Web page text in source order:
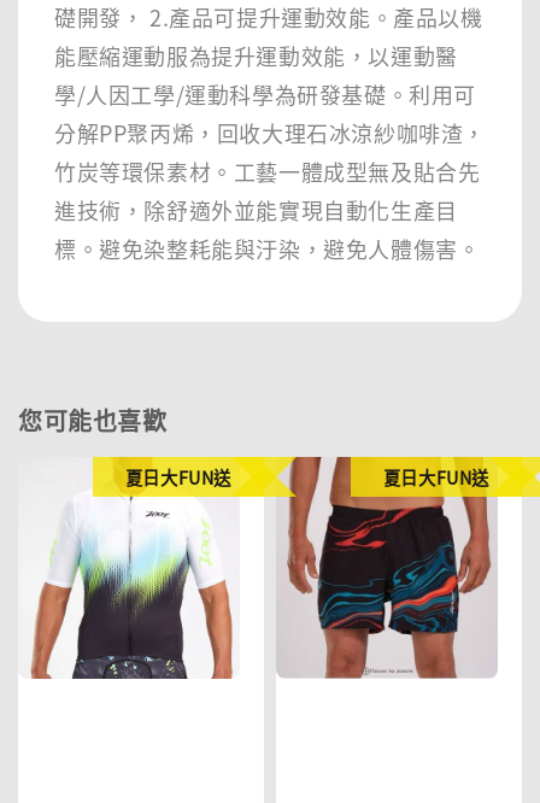
礎開發， 2.產品可提升運動效能。產品以機
能壓縮運動服為提升運動效能，以運動醫
學/人因工學/運動科學為研發基礎。利用可
分解PP聚丙烯，回收大理石冰涼紗咖啡渣，
竹炭等環保素材。工藝一體成型無及貼合先
進技術，除舒適外並能實現自動化生產目
標。避免染整耗能與汙染，避免人體傷害。
您可能也喜歡
夏日大FUN送 夏日大FUN送